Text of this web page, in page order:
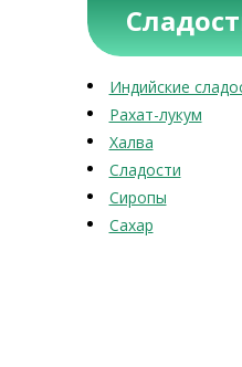
Индийские
Рахат-лукум
Халва
Сладости
Сиропы
Сахар